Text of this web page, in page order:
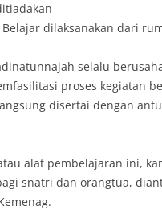
Belajar dilaksanakan dari
selalu
proses kegiatan
disertai dengan
alat pembelajaran ini,
snatri dan orangtua,